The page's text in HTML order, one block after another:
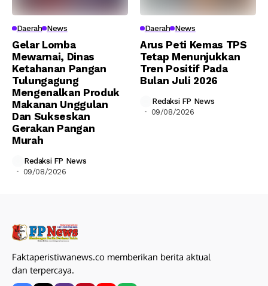
Daerah News
Gelar Lomba
Mewarnai, Dinas
Ketahanan Pangan
Tulungagung
Mengenalkan Produk
Makanan Unggulan
Dan Sukseskan
Gerakan Pangan
Murah
Redaksi FP News
09/08/2026
Daerah News
Arus Peti Kemas TPS
Tetap Menunjukkan
Tren Positif Pada
Bulan Juli 2026
Redaksi FP News
09/08/2026
Faktaperistiwanews.co memberikan berita aktual
dan terpercaya.